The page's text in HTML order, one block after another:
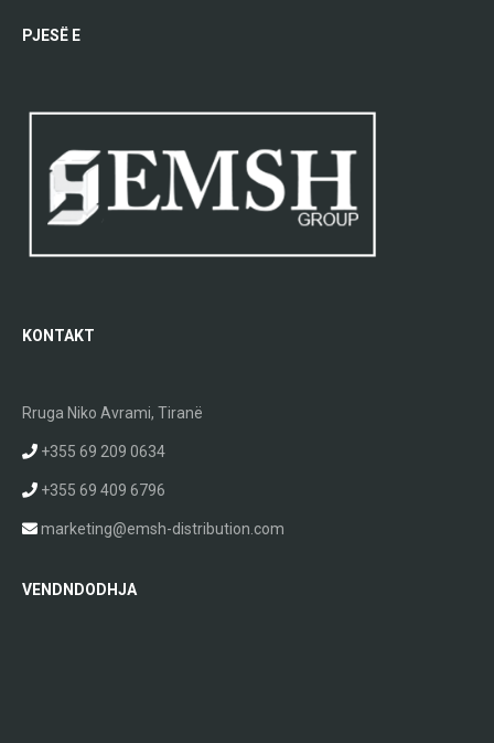
PJESË E
KONTAKT
Rruga Niko Avrami, Tiranë
+355 69 209 0634
+355 69 409 6796
marketing@emsh-distribution.com
VENDNDODHJA